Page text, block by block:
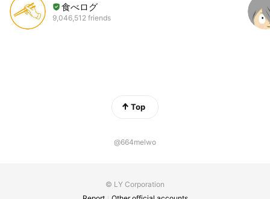
食べログ
9,046,512 friends
Top
@664melwo
© LY Corporation